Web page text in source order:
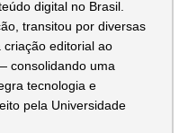
digital no Brasil.
transitou por diversas
editorial ao
consolidando uma
tecnologia e
pela Universidade